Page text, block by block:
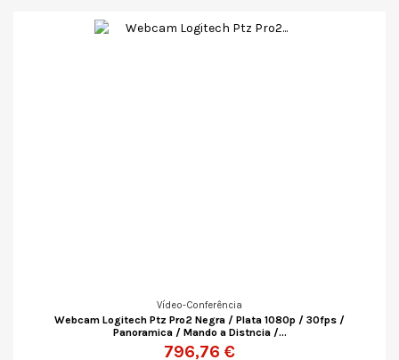
Vídeo-Conferência
Webcam Logitech Ptz Pro2 Negra / Plata 1080p / 30fps /
Panoramica / Mando a Distncia /...
796,76 €